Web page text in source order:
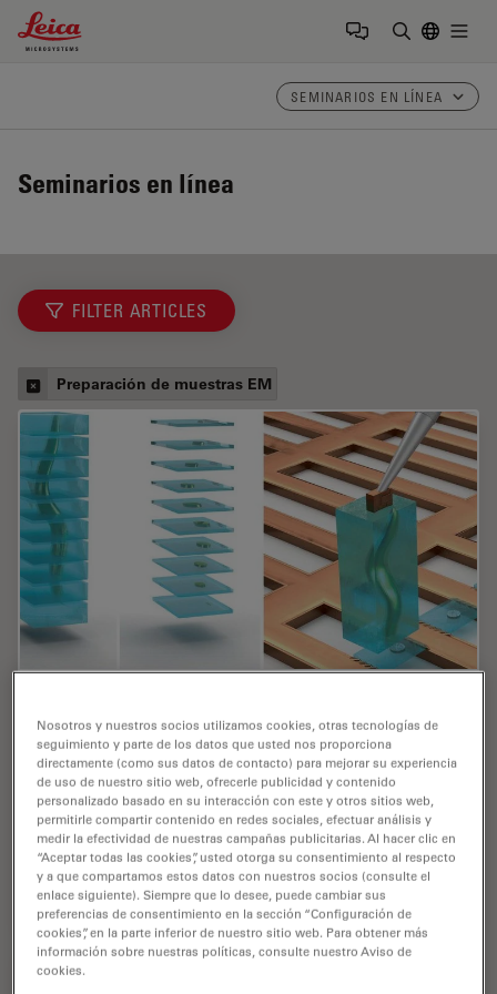
Leica Microsystems Logo
SEMINARIOS EN LÍNEA
Seminarios en línea
FILTER ARTICLES
Preparación de muestras EM
Method to Serial Lift-Out
Cryo-ET sample preparation becomes more demanding
when specimens are thicker, larger, or more complex.
This webinar brings together four perspectives on how
high-pressure freezing can be connected…
Jul 08, 2026 Webinar Congelación a alta presión
Nosotros y nuestros socios utilizamos cookies, otras tecnologías de
seguimiento y parte de los datos que usted nos proporciona
directamente (como sus datos de contacto) para mejorar su experiencia
de uso de nuestro sitio web, ofrecerle publicidad y contenido
personalizado basado en su interacción con este y otros sitios web,
permitirle compartir contenido en redes sociales, efectuar análisis y
medir la efectividad de nuestras campañas publicitarias. Al hacer clic en
“Aceptar todas las cookies”, usted otorga su consentimiento al respecto
y a que compartamos estos datos con nuestros socios (consulte el
enlace siguiente). Siempre que lo desee, puede cambiar sus
preferencias de consentimiento en la sección “Configuración de
cookies”, en la parte inferior de nuestro sitio web. Para obtener más
información sobre nuestras políticas, consulte nuestro Aviso de
cookies.